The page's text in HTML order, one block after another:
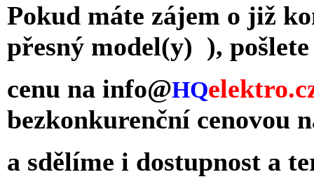
Pokud máte zájem o již
přesný model(y) ),
cenu na info@HQ
bezkonkurenční cenovou
a sdělíme i dostupnost a